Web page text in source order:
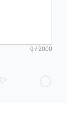
0 / 2000